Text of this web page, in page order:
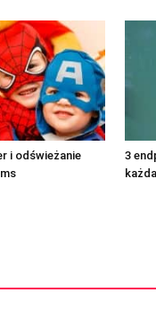
i odświeżanie
3